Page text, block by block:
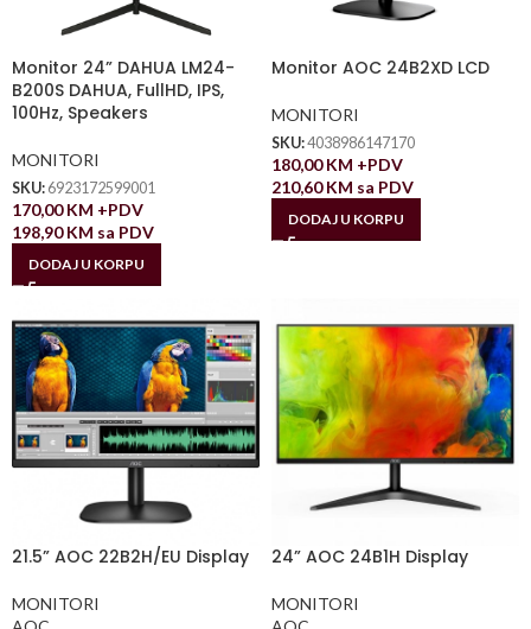
Monitor 24” DAHUA LM24-
B200S DAHUA, FullHD, IPS,
100Hz, Speakers
MONITORI
SKU: 6923172599001
170,00KM +PDV
198,90KM sa PDV
DODAJ U KORPU
Monitor AOC 24B2XD LCD
MONITORI
SKU:4038986147170
180,00KM +PDV
210,60KM sa PDV
DODAJ U KORPU
21.5” AOC 22B2H/EU Display
MONITORI
24” AOC 24B1H Display
MONITORI